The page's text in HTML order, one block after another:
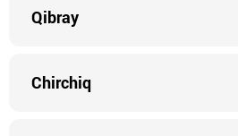
Qibray
Chirchiq